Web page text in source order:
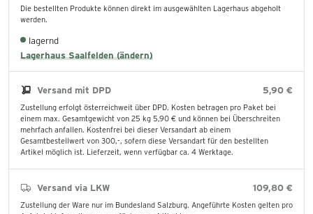
Die bestellten Produkte können direkt im ausgewählten Lagerhaus abgeholt
werden.
lagernd
Lagerhaus Saalfelden (ändern)
Versand mit DPD 5,90 €
Zustellung erfolgt österreichweit über DPD. Kosten betragen pro Paket bei
einem max. Gesamtgewicht von 25 kg 5,90 € und können bei Überschreiten
mehrfach anfallen. Kostenfrei bei dieser Versandart ab einem
Gesamtbestellwert von 300,-, sofern diese Versandart für den bestellten
Artikel möglich ist. Lieferzeit, wenn verfügbar ca. 4 Werktage.
Versand via LKW 109,80 €
Zustellung der Ware nur im Bundesland Salzburg. Angeführte Kosten gelten pro